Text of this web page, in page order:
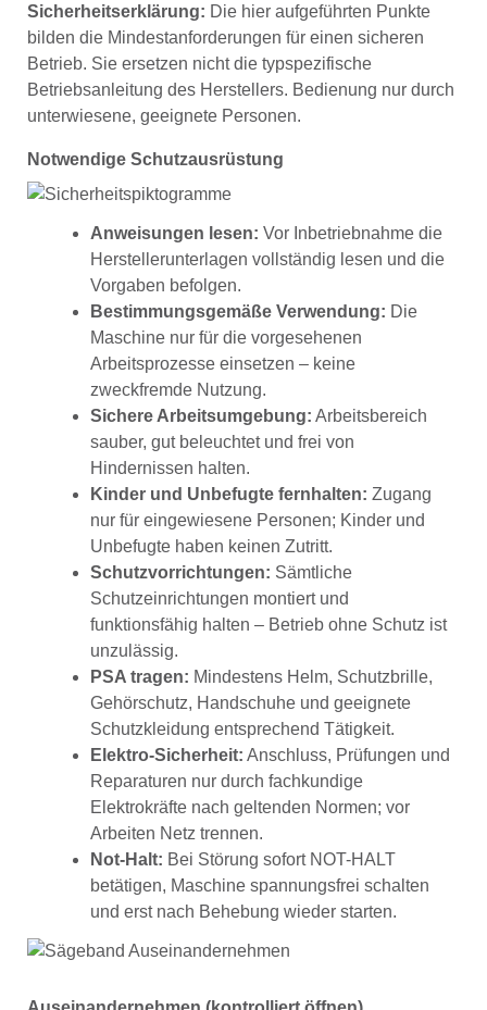
Sicherheitserklärung: Die hier aufgeführten Punkte
bilden die Mindestanforderungen für einen sicheren
Betrieb. Sie ersetzen nicht die typspezifische
Betriebsanleitung des Herstellers. Bedienung nur durch
unterwiesene, geeignete Personen.
Notwendige Schutzausrüstung
Anweisungen lesen: Vor Inbetriebnahme die
Herstellerunterlagen vollständig lesen und die
Vorgaben befolgen.
Bestimmungsgemäße Verwendung: Die
Maschine nur für die vorgesehenen
Arbeitsprozesse einsetzen – keine
zweckfremde Nutzung.
Sichere Arbeitsumgebung: Arbeitsbereich
sauber, gut beleuchtet und frei von
Hindernissen halten.
Kinder und Unbefugte fernhalten: Zugang
nur für eingewiesene Personen; Kinder und
Unbefugte haben keinen Zutritt.
Schutzvorrichtungen: Sämtliche
Schutzeinrichtungen montiert und
funktionsfähig halten – Betrieb ohne Schutz ist
unzulässig.
PSA tragen: Mindestens Helm, Schutzbrille,
Gehörschutz, Handschuhe und geeignete
Schutzkleidung entsprechend Tätigkeit.
Elektro-Sicherheit: Anschluss, Prüfungen und
Reparaturen nur durch fachkundige
Elektrokräfte nach geltenden Normen; vor
Arbeiten Netz trennen.
Not-Halt: Bei Störung sofort NOT-HALT
betätigen, Maschine spannungsfrei schalten
und erst nach Behebung wieder starten.